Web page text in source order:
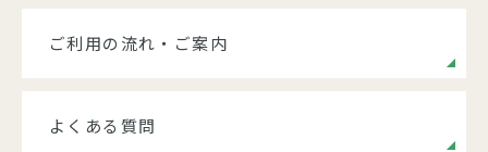
ご利用の流れ・ご案内
よくある質問